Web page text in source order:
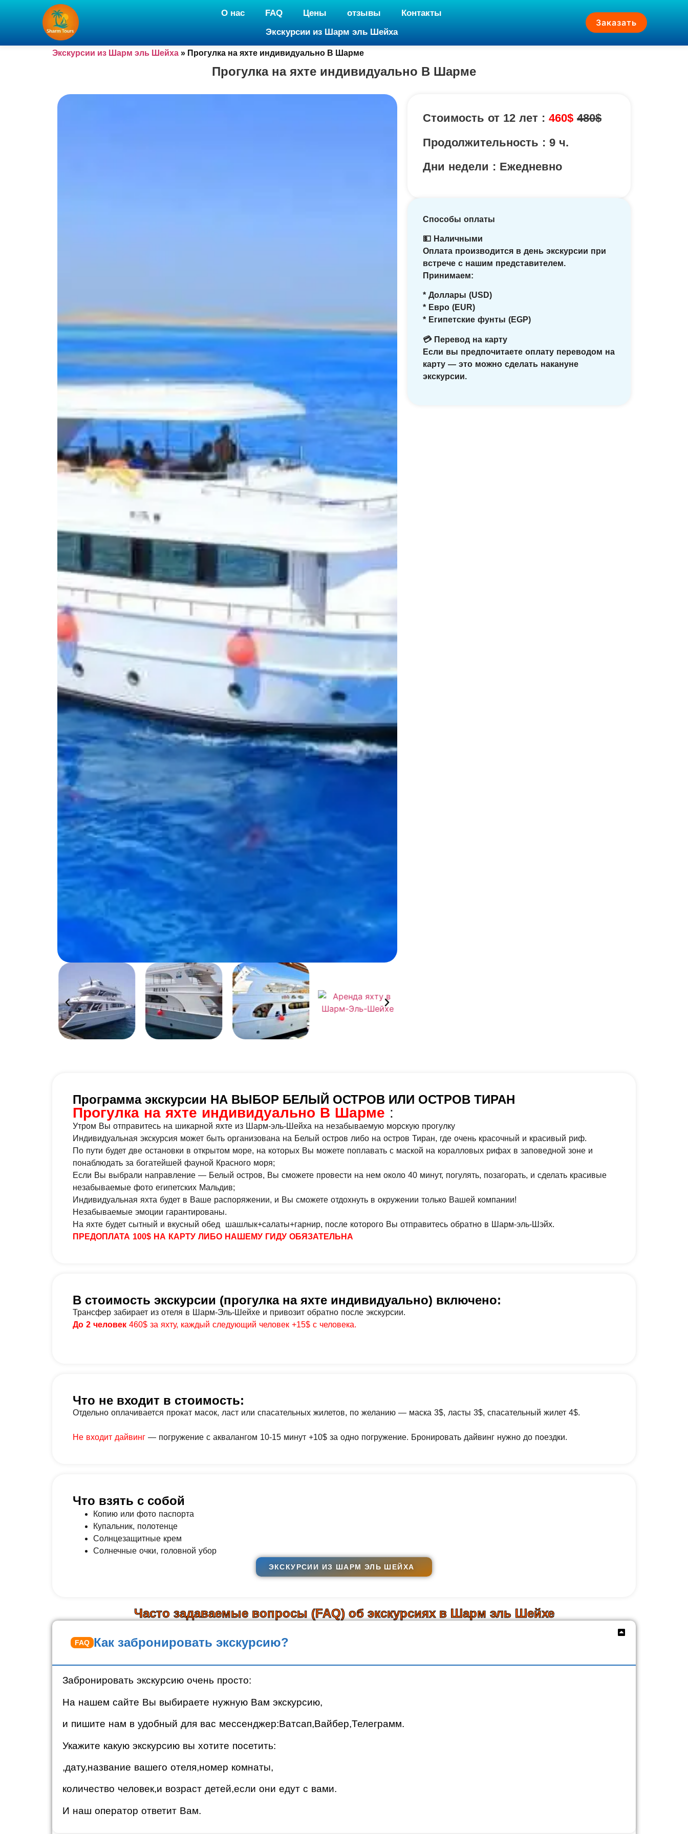
О нас FAQ Цены отзывы
Контакты
Экскурсии из Шарм эль Шейха
Заказать
Экскурсии из Шарм эль Шейха » Прогулка на яхте индивидуально В Шарме
Прогулка на яхте индивидуально В Шарме
Стоимость от 12 лет : 460$ 480$
Продолжительность : 9 ч.
Дни недели : Ежедневно
Способы оплаты
💵 Наличными
Оплата производится в день экскурсии при
встрече с нашим представителем.
Принимаем:
* Доллары (USD)
* Евро (EUR)
* Египетские фунты (EGP)
💳 Перевод на карту
Если вы предпочитаете оплату переводом на
карту — это можно сделать накануне
экскурсии.
Программа экскурсии НА ВЫБОР БЕЛЫЙ ОСТРОВ ИЛИ ОСТРОВ ТИРАН
Прогулка на яхте индивидуально В Шарме :
Утром Вы отправитесь на шикарной яхте из Шарм-эль-Шейха на незабываемую морскую прогулку
Индивидуальная экскурсия может быть организована на Белый остров либо на остров Тиран, где очень красочный и красивый риф.
По пути будет две остановки в открытом море, на которых Вы можете поплавать с маской на коралловых рифах в заповедной зоне и
понаблюдать за богатейшей фауной Красного моря;
Если Вы выбрали направление — Белый остров, Вы сможете провести на нем около 40 минут, погулять, позагорать, и сделать красивые
незабываемые фото египетских Мальдив;
Индивидуальная яхта будет в Ваше распоряжении, и Вы сможете отдохнуть в окружении только Вашей компании!
Незабываемые эмоции гарантированы.
На яхте будет сытный и вкусный обед шашлык+салаты+гарнир, после которого Вы отправитесь обратно в Шарм-эль-Шэйх.
ПРЕДОПЛАТА 100$ НА КАРТУ ЛИБО НАШЕМУ ГИДУ ОБЯЗАТЕЛЬНА
В стоимость экскурсии (прогулка на яхте индивидуально) включено:
Трансфер забирает из отеля в Шарм-Эль-Шейхе и привозит обратно после экскурсии.
До 2 человек 460$ за яхту, каждый следующий человек +15$ с человека.
Что не входит в стоимость:
Отдельно оплачивается прокат масок, ласт или спасательных жилетов, по желанию — маска 3$, ласты 3$, спасательный жилет 4$.
Не входит дайвинг — погружение с аквалангом 10-15 минут +10$ за одно погружение. Бронировать дайвинг нужно до поездки.
Что взять с собой
Копию или фото паспорта
Купальник, полотенце
Солнцезащитные крем
Солнечные очки, головной убор
ЭКСКУРСИИ ИЗ ШАРМ ЭЛЬ ШЕЙХА
Часто задаваемые вопросы (FAQ) об экскурсиях в Шарм эль Шейхе
Как забронировать экскурсию?
Забронировать экскурсию очень просто:
На нашем сайте Вы выбираете нужную Вам экскурсию,
и пишите нам в удобный для вас мессенджер:Ватсап,Вайбер,Телеграмм.
Укажите какую экскурсию вы хотите посетить:
,дату,название вашего отеля,номер комнаты,
количество человек,и возраст детей,если они едут с вами.
И наш оператор ответит Вам.